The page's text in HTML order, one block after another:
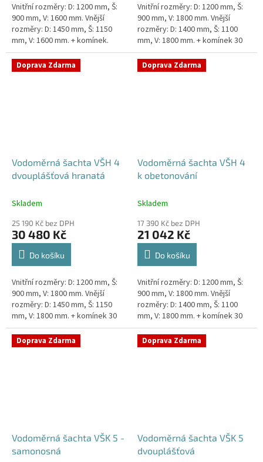
Vnitřní rozměry: D: 1200 mm, Š:
900 mm, V: 1600 mm. Vnější
rozměry: D: 1450 mm, Š: 1150
mm, V: 1600 mm. + komínek.
Dvouplášťová vodoměrná šachta
- do míst se spodní...
Vnitřní rozměry: D: 1200 mm, Š:
900 mm, V: 1800 mm. Vnější
rozměry: D: 1400 mm, Š: 1100
mm, V: 1800 mm. + komínek 30
cm. Šachta vhodná pro
požadavky Pražské
Vodárenské!...
Doprava Zdarma
Vodoměrná šachta VŠH 4
dvouplášťová hranatá
Skladem
25 190 Kč bez DPH
30 480 Kč
Do košíku
Vnitřní rozměry: D: 1200 mm, Š:
900 mm, V: 1800 mm. Vnější
rozměry: D: 1450 mm, Š: 1150
mm, V: 1800 mm. + komínek 30
cm. Dvouplášťová vodoměrná
šachta - do míst se spodní...
Doprava Zdarma
Vodoměrná šachta VŠH 4
k obetonování
Skladem
17 390 Kč bez DPH
21 042 Kč
Do košíku
Vnitřní rozměry: D: 1200 mm, Š:
900 mm, V: 1800 mm. Vnější
rozměry: D: 1400 mm, Š: 1100
mm, V: 1800 mm. + komínek 30
cm. Vodoměrná šachta k
obetonování - pojízdná i pod...
Doprava Zdarma
Vodoměrná šachta VŠK 5 -
samonosná
Doprava Zdarma
Vodoměrná šachta VŠK 5
dvouplášťová